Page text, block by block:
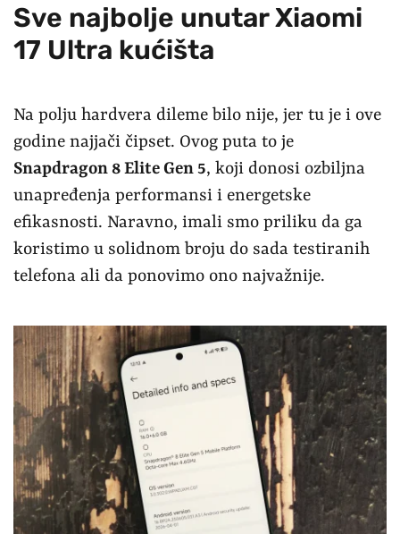
Sve najbolje unutar Xiaomi
17 Ultra kućišta
Na polju hardvera dileme bilo nije, jer tu je i ove
godine najjači čipset. Ovog puta to je
Snapdragon 8 Elite Gen 5, koji donosi ozbiljna
unapređenja performansi i energetske
efikasnosti. Naravno, imali smo priliku da ga
koristimo u solidnom broju do sada testiranih
telefona ali da ponovimo ono najvažnije.